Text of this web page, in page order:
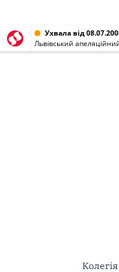
Ухвала від
Львівський